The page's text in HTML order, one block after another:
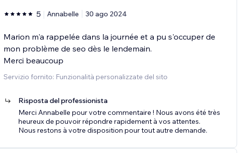
5 Annabelle 30 ago 2024
Marion m'a rappelée dans la journée et a pu s'occuper de
mon problème de seo dès le lendemain.
Merci beaucoup
Servizio fornito: Funzionalità personalizzate del sito
Risposta del professionista
Merci Annabelle pour votre commentaire ! Nous avons été très
heureux de pouvoir répondre rapidement à vos attentes.
Nous restons à votre disposition pour tout autre demande.